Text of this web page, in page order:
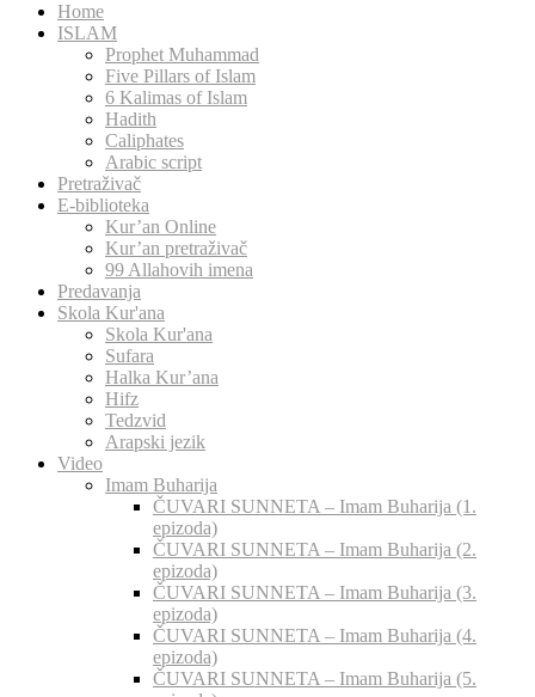
Home
ISLAM
Prophet Muhammad
Five Pillars of Islam
6 Kalimas of Islam
Hadith
Caliphates
Arabic script
Pretraživač
E-biblioteka
Kur’an Online
Kur’an pretraživač
99 Allahovih imena
Predavanja
Skola Kur'ana
Skola Kur'ana
Sufara
Halka Kur’ana
Hifz
Tedzvid
Arapski jezik
Video
Imam Buharija
ČUVARI SUNNETA – Imam Buharija (1.
epizoda)
ČUVARI SUNNETA – Imam Buharija (2.
epizoda)
ČUVARI SUNNETA – Imam Buharija (3.
epizoda)
ČUVARI SUNNETA – Imam Buharija (4.
epizoda)
ČUVARI SUNNETA – Imam Buharija (5.